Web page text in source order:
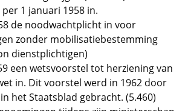
1 januari 1958 in.
de noodwachtplicht in voor
zonder mobilisatiebestemming
dienstplichtigen)
een wetsvoorstel tot herziening van
in. Dit voorstel werd in 1962 door
het Staatsblad gebracht. (5.460)